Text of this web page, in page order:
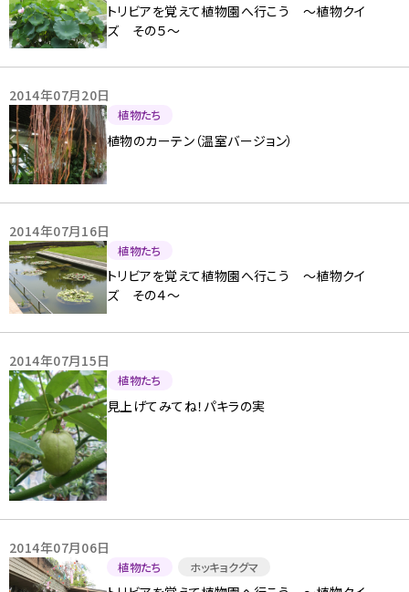
トリビアを覚えて植物園へ行こう 〜植物クイ
ズ その５〜
2014年07月20日
植物たち
植物のカーテン（温室バージョン）
2014年07月16日
植物たち
トリビアを覚えて植物園へ行こう 〜植物クイ
ズ その４〜
2014年07月15日
植物たち
見上げてみてね！パキラの実
2014年07月06日
植物たち ホッキョクグマ